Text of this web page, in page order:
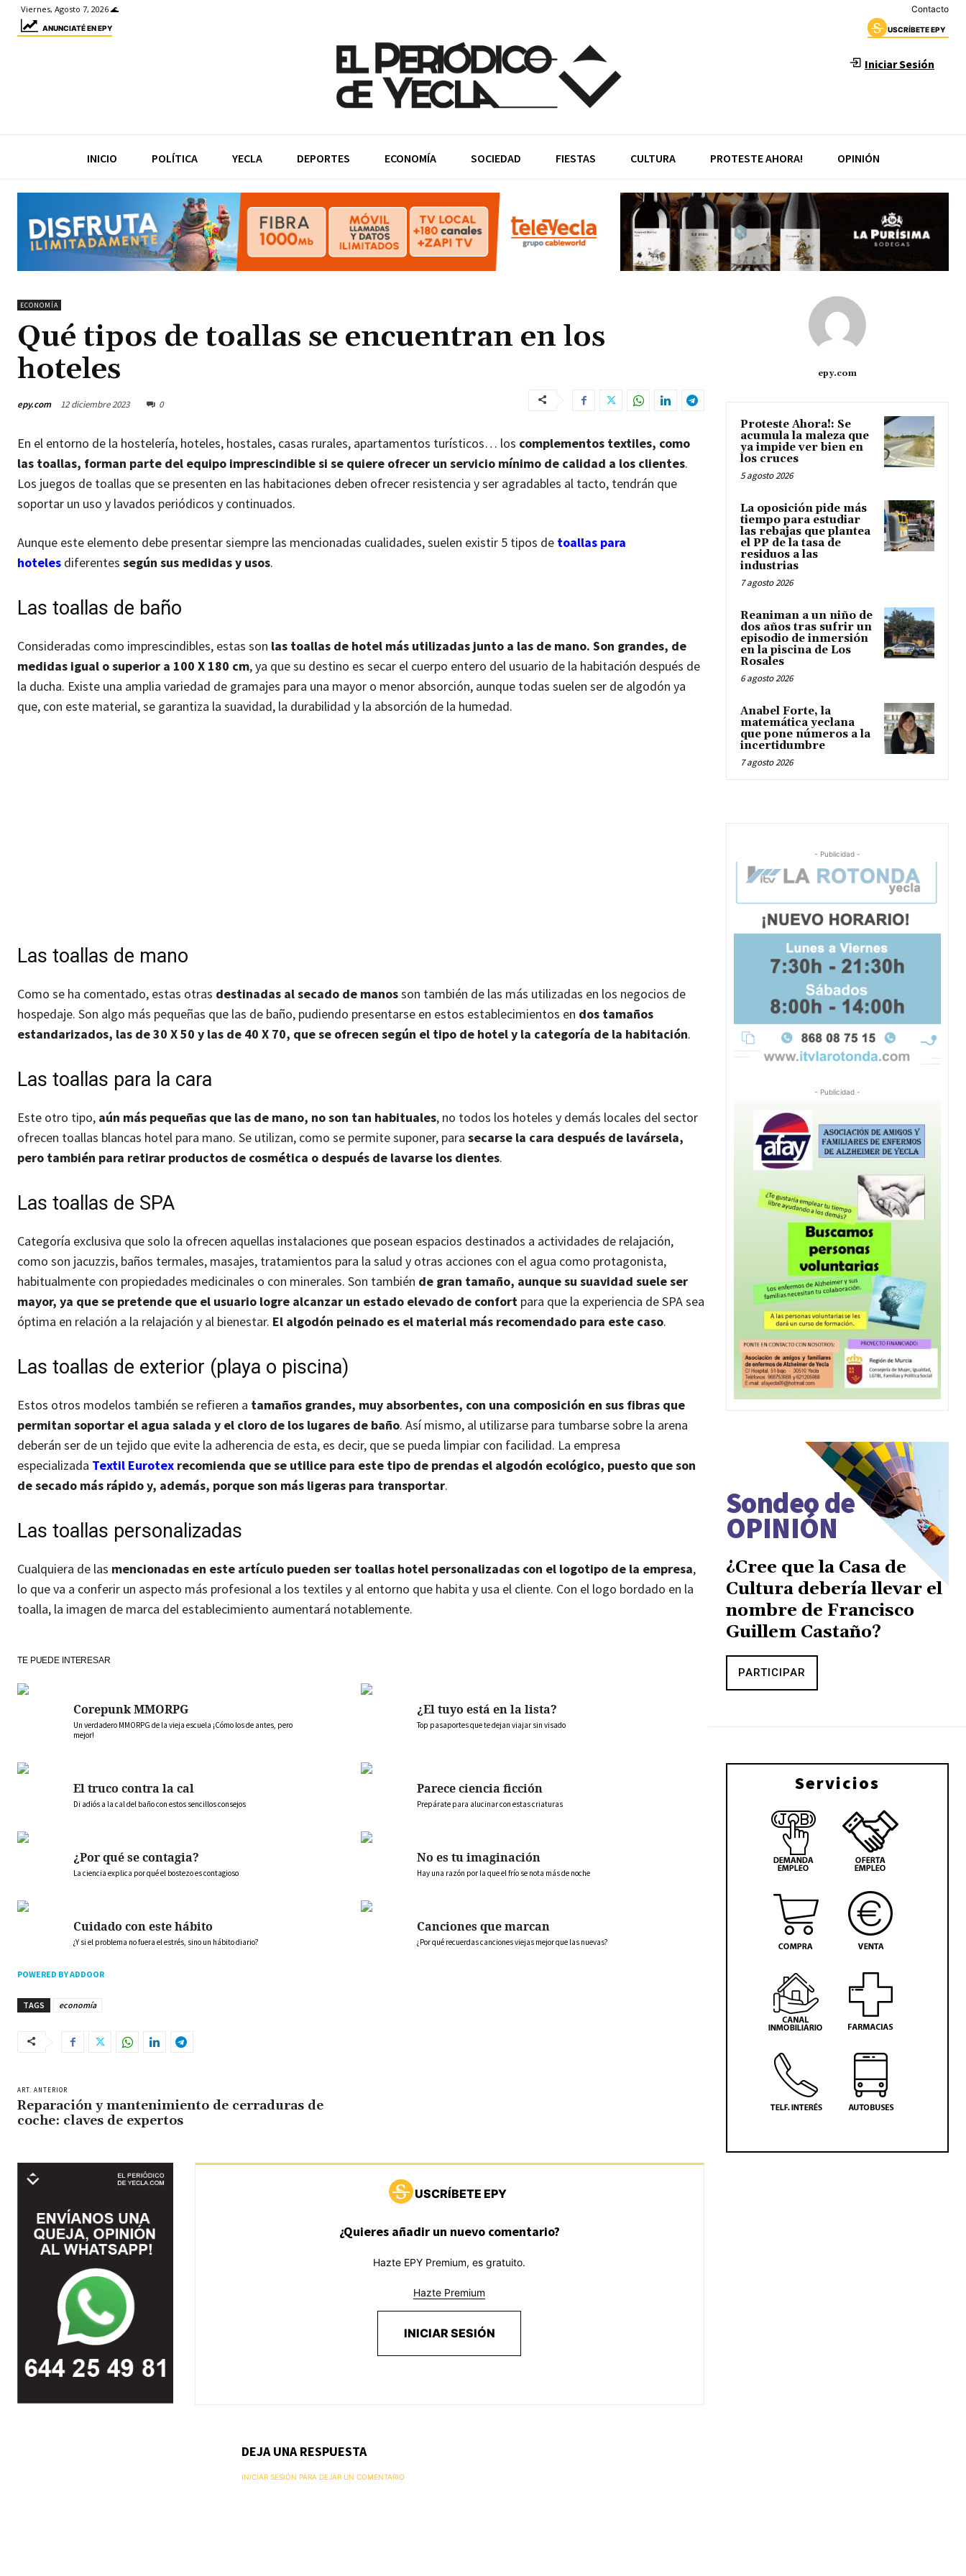
Viernes, Agosto 7, 2026 🌊 Contacto
ANUNCIATÉ EN EPY USCRÍBETE EPY
Iniciar Sesión
INICIO POLÍTICA YECLA DEPORTES ECONOMÍA SOCIEDAD FIESTAS CULTURA PROTESTE AHORA! OPINIÓN
ECONOMÍA
Qué tipos de toallas se encuentran en los
hoteles
epy.com 12 diciembre 2023 0
En el entorno de la hostelería, hoteles, hostales, casas rurales, apartamentos turísticos… los complementos textiles, como
las toallas, forman parte del equipo imprescindible si se quiere ofrecer un servicio mínimo de calidad a los clientes.
Los juegos de toallas que se presenten en las habitaciones deben ofrecer resistencia y ser agradables al tacto, tendrán que
soportar un uso y lavados periódicos y continuados.
Aunque este elemento debe presentar siempre las mencionadas cualidades, suelen existir 5 tipos de toallas para
hoteles diferentes según sus medidas y usos.
Las toallas de baño
Consideradas como imprescindibles, estas son las toallas de hotel más utilizadas junto a las de mano. Son grandes, de
medidas igual o superior a 100 X 180 cm, ya que su destino es secar el cuerpo entero del usuario de la habitación después de
la ducha. Existe una amplia variedad de gramajes para una mayor o menor absorción, aunque todas suelen ser de algodón ya
que, con este material, se garantiza la suavidad, la durabilidad y la absorción de la humedad.
Las toallas de mano
Como se ha comentado, estas otras destinadas al secado de manosson también de las más utilizadas en los negocios de
hospedaje. Son algo más pequeñas que las de baño, pudiendo presentarse en estos establecimientos en dos tamaños
estandarizados, las de 30 X 50 y las de 40 X 70, que se ofrecen según el tipo de hotel y la categoría de la habitación.
Las toallas para la cara
Este otro tipo, aún más pequeñas que las de mano, no son tan habituales, no todos los hoteles y demás locales del sector
ofrecen toallas blancas hotel para mano. Se utilizan, como se permite suponer, para secarse la cara después de lavársela,
pero también para retirar productos de cosmética o después de lavarse los dientes.
Las toallas de SPA
Categoría exclusiva que solo la ofrecen aquellas instalaciones que posean espacios destinados a actividades de relajación,
como son jacuzzis, baños termales, masajes, tratamientos para la salud y otras acciones con el agua como protagonista,
habitualmente con propiedades medicinales o con minerales. Son también de gran tamaño, aunque su suavidad suele ser
mayor, ya que se pretende que el usuario logre alcanzar un estado elevado de confort para que la experiencia de SPA sea
óptima en relación a la relajación y al bienestar. El algodón peinado es el material más recomendado para este caso.
Las toallas de exterior (playa o piscina)
Estos otros modelos también se refieren a tamaños grandes, muy absorbentes, con una composición en sus fibras que
permitan soportar el agua salada y el cloro de los lugares de baño. Así mismo, al utilizarse para tumbarse sobre la arena
deberán ser de un tejido que evite la adherencia de esta, es decir, que se pueda limpiar con facilidad. La empresa
especializada Textil Eurotex recomienda que se utilice para este tipo de prendas el algodón ecológico, puesto que son
de secado más rápido y, además, porque son más ligeras para transportar.
Las toallas personalizadas
Cualquiera de las mencionadas en este artículo pueden ser toallas hotel personalizadas con el logotipo de la empresa,
lo que va a conferir un aspecto más profesional a los textiles y al entorno que habita y usa el cliente. Con el logo bordado en la
toalla, la imagen de marca del establecimiento aumentará notablemente.
TE PUEDE INTERESAR
Corepunk MMORPG
Un verdadero MMORPG de la vieja escuela ¡Cómo los de antes, pero
mejor!
¿El tuyo está en la lista?
Top pasaportes que te dejan viajar sin visado
El truco contra la cal
Di adiós a la cal del baño con estos sencillos consejos
Parece ciencia ficción
Prepárate para alucinar con estas criaturas
¿Por qué se contagia?
La ciencia explica por qué el bostezo es contagioso
No es tu imaginación
Hay una razón por la que el frío se nota más de noche
Cuidado con este hábito
¿Y si el problema no fuera el estrés, sino un hábito diario?
Canciones que marcan
¿Por qué recuerdas canciones viejas mejor que las nuevas?
POWERED BY ADDOOR
TAGS economía
ART. ANTERIOR
Reparación y mantenimiento de cerraduras de
coche: claves de expertos
USCRÍBETE EPY
¿Quieres añadir un nuevo comentario?
Hazte EPY Premium, es gratuito.
Hazte Premium
INICIAR SESIÓN
DEJA UNA RESPUESTA
INICIAR SESIÓN PARA DEJAR UN COMENTARIO
epy.com
Proteste Ahora!: Se
acumula la maleza que
ya impide ver bien en
los cruces
5 agosto 2026
La oposición pide más
tiempo para estudiar
las rebajas que plantea
el PP de la tasa de
residuos a las
industrias
7 agosto 2026
Reaniman a un niño de
dos años tras sufrir un
episodio de inmersión
en la piscina de Los
Rosales
6 agosto 2026
Anabel Forte, la
matemática yeclana
que pone números a la
incertidumbre
7 agosto 2026
- Publicidad -
- Publicidad -
Sondeo de
OPINIÓN
¿Cree que la Casa de
Cultura debería llevar el
nombre de Francisco
Guillem Castaño?
PARTICIPAR
Servicios